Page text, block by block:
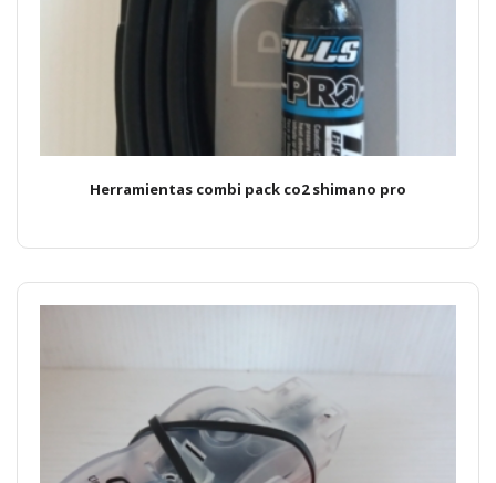
Herramientas combi pack co2 shimano pro